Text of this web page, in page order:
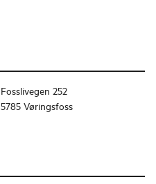
Fosslivegen 252
5785 Vøringsfoss